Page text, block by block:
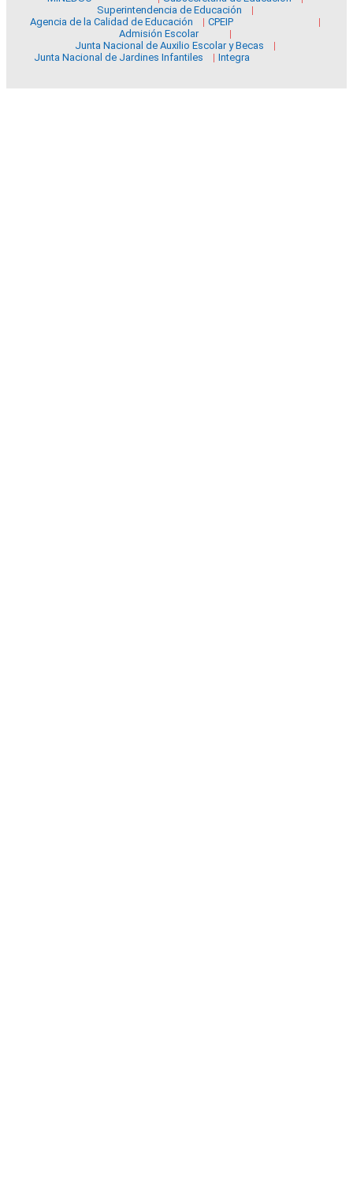
Superintendencia de Educación
Agencia de la Calidad de Educación
CPEIP
Admisión Escolar
Junta Nacional de Auxilio Escolar y Becas
Junta Nacional de Jardines Infantiles
Integra